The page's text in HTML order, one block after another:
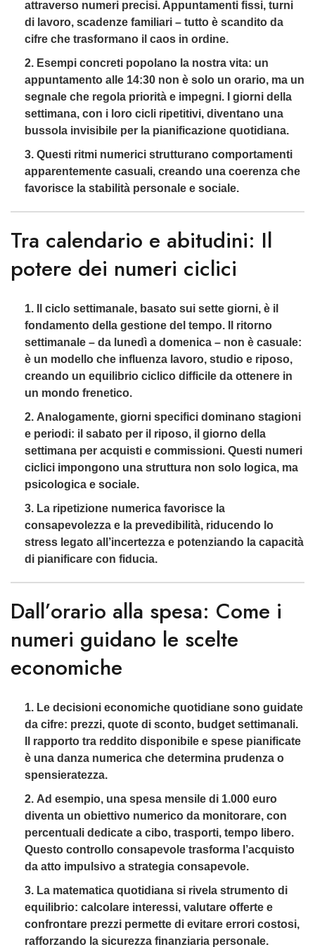
attraverso numeri precisi. Appuntamenti fissi, turni
di lavoro, scadenze familiari – tutto è scandito da
cifre che trasformano il caos in ordine.
Esempi concreti popolano la nostra vita: un
appuntamento alle 14:30 non è solo un orario, ma un
segnale che regola priorità e impegni. I giorni della
settimana, con i loro cicli ripetitivi, diventano una
bussola invisibile per la pianificazione quotidiana.
Questi ritmi numerici strutturano comportamenti
apparentemente casuali, creando una coerenza che
favorisce la stabilità personale e sociale.
Tra calendario e abitudini: Il
potere dei numeri ciclici
Il ciclo settimanale, basato sui sette giorni, è il
fondamento della gestione del tempo. Il ritorno
settimanale – da lunedì a domenica – non è casuale:
è un modello che influenza lavoro, studio e riposo,
creando un equilibrio ciclico difficile da ottenere in
un mondo frenetico.
Analogamente, giorni specifici dominano stagioni
e periodi: il sabato per il riposo, il giorno della
settimana per acquisti e commissioni. Questi numeri
ciclici impongono una struttura non solo logica, ma
psicologica e sociale.
La ripetizione numerica favorisce la
consapevolezza e la prevedibilità, riducendo lo
stress legato all’incertezza e potenziando la capacità
di pianificare con fiducia.
Dall’orario alla spesa: Come i
numeri guidano le scelte
economiche
Le decisioni economiche quotidiane sono guidate
da cifre: prezzi, quote di sconto, budget settimanali.
Il rapporto tra reddito disponibile e spese pianificate
è una danza numerica che determina prudenza o
spensieratezza.
Ad esempio, una spesa mensile di 1.000 euro
diventa un obiettivo numerico da monitorare, con
percentuali dedicate a cibo, trasporti, tempo libero.
Questo controllo consapevole trasforma l’acquisto
da atto impulsivo a strategia consapevole.
La matematica quotidiana si rivela strumento di
equilibrio: calcolare interessi, valutare offerte e
confrontare prezzi permette di evitare errori costosi,
rafforzando la sicurezza finanziaria personale.